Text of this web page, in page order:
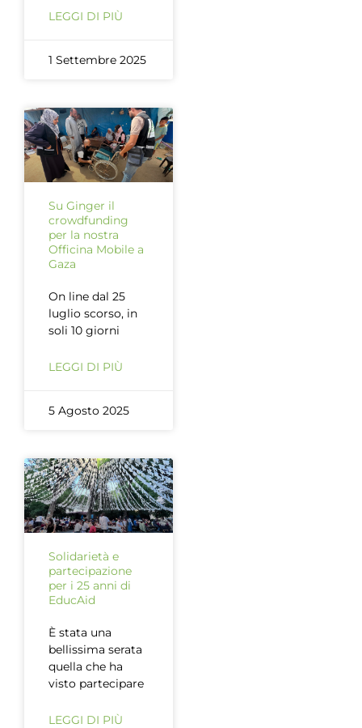
LEGGI DI PIÙ
1 Settembre 2025
Su Ginger il
crowdfunding
per la nostra
Officina Mobile a
Gaza
On line dal 25
luglio scorso, in
soli 10 giorni
LEGGI DI PIÙ
5 Agosto 2025
Solidarietà e
partecipazione
per i 25 anni di
EducAid
È stata una
bellissima serata
quella che ha
visto partecipare
LEGGI DI PIÙ